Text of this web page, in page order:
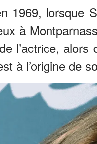
1969, lorsque
à
l’actrice, alors
à l’origine de